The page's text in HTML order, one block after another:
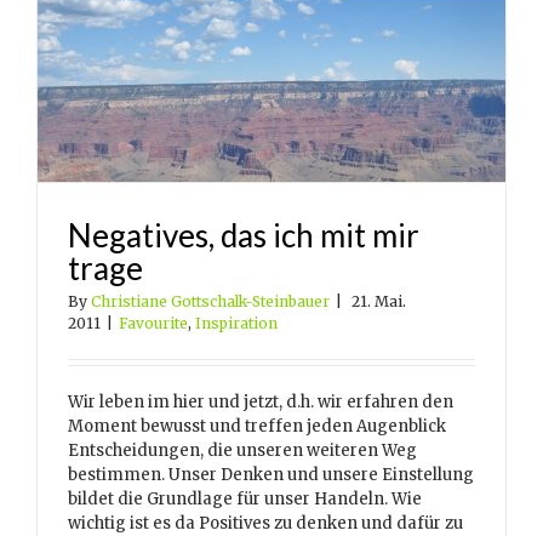
Negatives, das ich mit mir
trage
By Christiane Gottschalk-Steinbauer
21. Mai.
2011
Favourite, Inspiration
Wir leben im hier und jetzt, d.h. wir erfahren den
Moment bewusst und treffen jeden Augenblick
Entscheidungen, die unseren weiteren Weg
bestimmen. Unser Denken und unsere Einstellung
bildet die Grundlage für unser Handeln. Wie
wichtig ist es da Positives zu denken und dafür zu